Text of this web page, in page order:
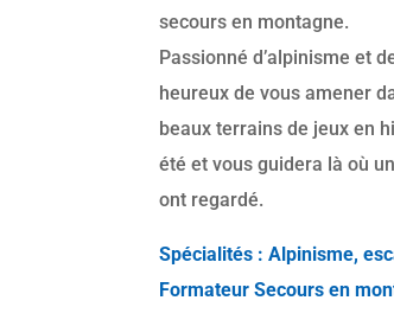
secours en montagne.
Passionné d’alpinisme et
heureux de vous amener
beaux terrains de jeux en
été et vous guidera là où
ont regardé.
Spécialités : Alpinisme,
Formateur Secours en